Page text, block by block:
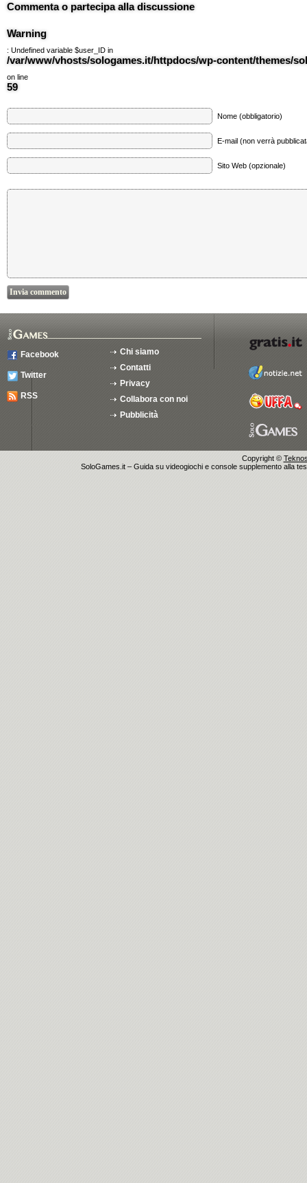
Commenta o partecipa alla discussione
Warning
: Undefined variable $user_ID in
/var/www/vhosts/sologames.it/httpdocs/wp-content/themes/
on line
59
Nome (obbligatorio)
E-mail (non verrà
Sito Web (opzionale)
Facebook
Twitter
RSS
Chi siamo
Contatti
Privacy
Collabora con noi
Pubblicità
Copyright ©
SoloGames.it – Guida su videogiochi e console supplemento alla